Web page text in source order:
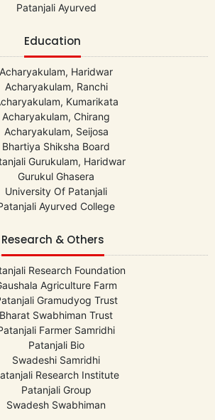
Patanjali Ayurved
Education
Acharyakulam, Haridwar
Acharyakulam, Ranchi
Kumarikata
Acharyakulam, Chirang
Acharyakulam, Seijosa
Bhartiya Shiksha Board
Gurukulam, Haridwar
Gurukul Ghasera
University Of Patanjali
Ayurved College
Research & Others
Research Foundation
Agriculture Farm
Gramudyog Trust
Bharat Swabhiman Trust
Farmer Samridhi
Patanjali Bio
Swadeshi Samridhi
Research Institute
Patanjali Group
Swadesh Swabhiman